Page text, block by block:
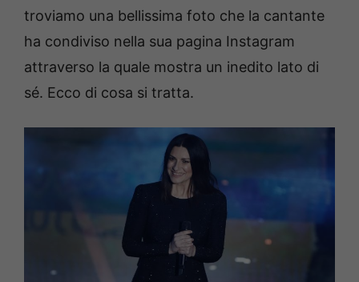
troviamo una bellissima foto che la cantante
ha condiviso nella sua pagina Instagram
attraverso la quale mostra un inedito lato di
sé. Ecco di cosa si tratta.